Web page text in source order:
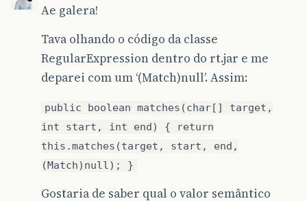
Ae galera!
Tava olhando o código da classe
RegularExpression dentro do rt.jar e me
deparei com um ‘(Match)null’. Assim:
public boolean matches(char[] target,
int start, int end) { return
this.matches(target, start, end,
(Match)null); }
Gostaria de saber qual o valor semântico